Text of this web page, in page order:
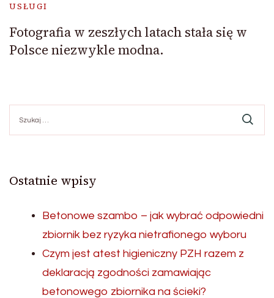
USŁUGI
Fotografia w zeszłych latach stała się w
Polsce niezwykle modna.
Ostatnie wpisy
Betonowe szambo – jak wybrać odpowiedni
zbiornik bez ryzyka nietrafionego wyboru
Czym jest atest higieniczny PZH razem z
deklaracją zgodności zamawiając
betonowego zbiornika na ścieki?